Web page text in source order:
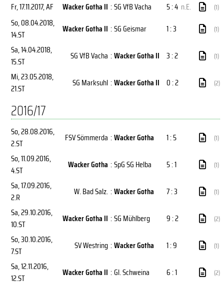
Fr, 17.11.2017, AF Wacker Gotha II :SG VfB Vacha 5 : 4 n.E. (1)
So, 08.04.2018,
14.ST
Wacker Gotha II :SG Geismar 1 : 3 (1)
Sa, 14.04.2018,
15.ST
SG VfB Vacha :Wacker Gotha II 3 : 2 (1)
Mi, 23.05.2018,
21.ST
SG Marksuhl :Wacker Gotha II 0 : 2 (2)
2016/17
So, 28.08.2016,
2.ST
FSV Sömmerda :Wacker Gotha 1 : 5 (1)
So, 11.09.2016,
4.ST
Wacker Gotha :SpG SG Helba 5 : 1 (1)
Sa, 17.09.2016,
2.R
W. Bad Salz. :Wacker Gotha 7 : 3 (1)
Sa, 29.10.2016,
10.ST
Wacker Gotha II :SG Mühlberg 9 : 2 (2)
So, 30.10.2016,
7.ST
SV Westring :Wacker Gotha 1 : 9 (1)
Sa, 12.11.2016,
12.ST
Wacker Gotha II :Gl. Schweina 6 : 1 (2)